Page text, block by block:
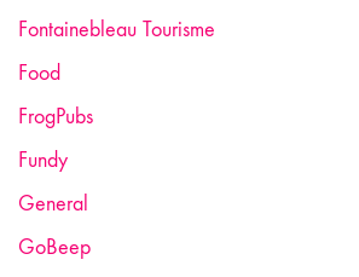
Fontainebleau Tourisme
Food
FrogPubs
Fundy
General
GoBeep